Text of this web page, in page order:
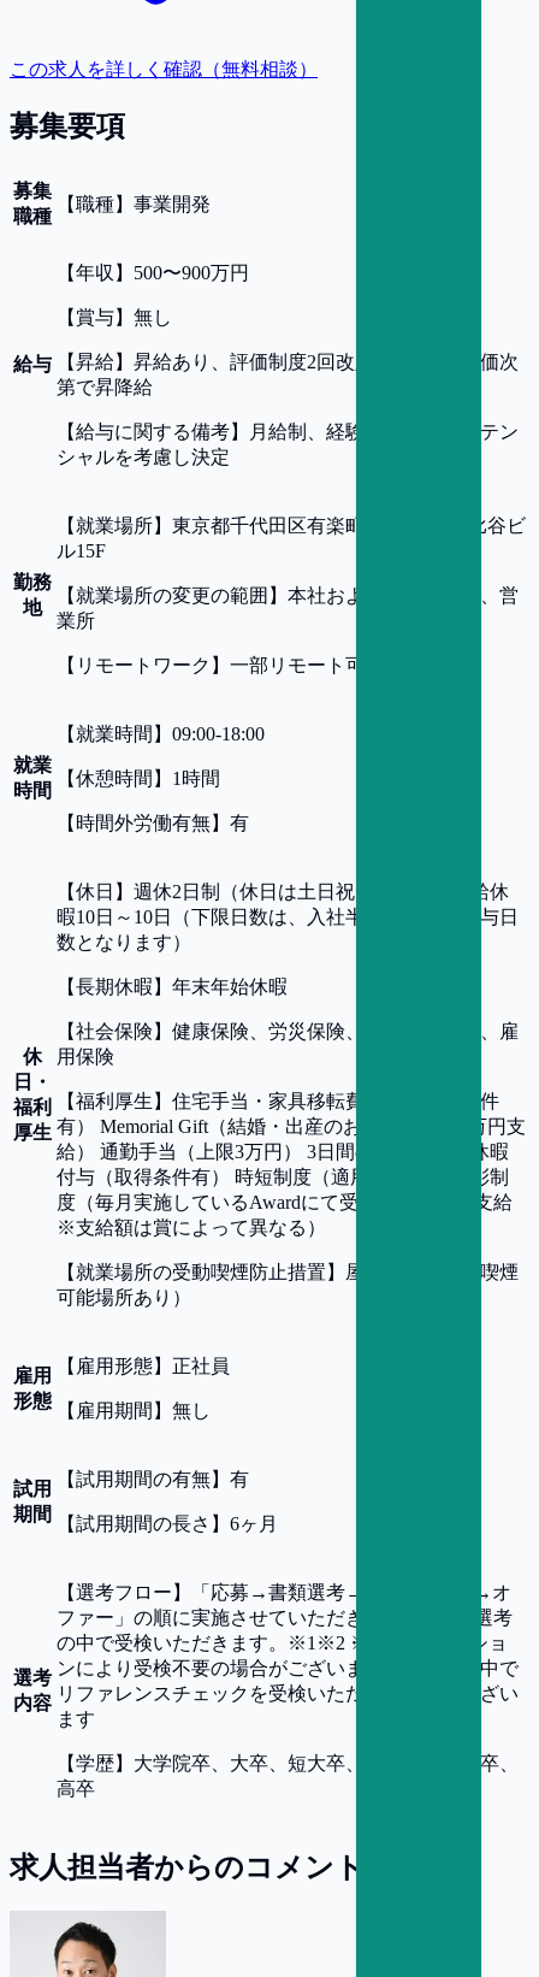
この求人を詳しく確認（無料相談）
募集要項
募集
職種
【職種】 事業開発
給与
【年収 】 500〜900万円
【 賞与】 無し
【昇給】 昇給あり、評価制度2回改定/年 ※人事評価次
第で昇降給
【給与に関する備考】
月給制、経験・スキル・ポテン
シャルを考慮し決定
勤務
地
【 就業場所】 東京都千代田区有楽町1-2-2 東宝日比谷ビ
ル15F
【 就業場所の変更の範囲 】 本社および全ての支社、営
業所
【 リモートワーク 】 一部リモート可
就業
時間
【 就業時間 】 09:00-18:00
【休憩時間 】 1時間
【 時間外労働有無】 有
休
日・
福利
厚生
【休日 】 週休2日制（休日は土日祝日）、年間有給休
暇10日～10日（下限日数は、入社半年経過後の付与日
数となります）
【長期休暇 】 年末年始休暇
【社会保険 】 健康保険、労災保険、厚生年金保険、雇
用保険
【福利厚生 】 住宅手当・家具移転費補助（支給条件
有） Memorial Gift（結婚・出産のお祝い事には5万円支
給） 通勤手当（上限3万円） 3日間の入社時特別休暇
付与（取得条件有） 時短制度（適用条件有） 表彰制
度（毎月実施しているAwardにて受賞者に報奨金支給
※支給額は賞によって異なる）
【 就業場所の受動喫煙防止措置 】
屋内禁煙（屋内喫煙
可能場所あり）
雇用
形態
【 雇用形態】 正社員
【 雇用期間 】 無し
試用
期間
【試用期間の有無】 有
【試用期間の長さ 】 6ヶ月
選考
内容
【選考フロー 】
「応募→書類選考→面接(複数回)→オ
ファー」の順に実施させていただきます。 SPIを選考
の中で受検いただきます。※1※2 ※1.SPIはポジショ
ンにより受検不要の場合がございます ※2.選考の中で
リファレンスチェックを受検いただく可能性がござい
ます
【学歴】 大学院卒、大卒、短大卒、専門卒、高専卒、
高卒
求人担当者からのコメント